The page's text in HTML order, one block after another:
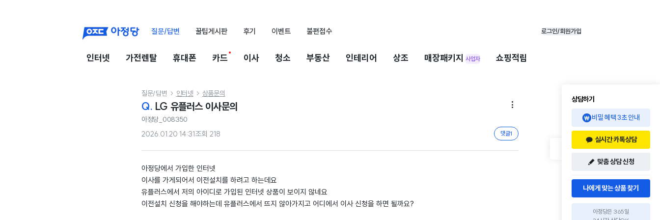
질문/답변 꿀팁게시판 후기 이벤트 불편접수 로그인/회원가입
인터넷 가전렌탈 휴대폰 카드 이사 청소 부동산 인테리어 상조 매장패키지 사업자 쇼핑적립
질문/답변  인터넷  상품문의
Q. LG 유플러스 이사문의 
아정당_008350
2026.01.20 14:31조회 218 댓글1
아정당에서 가입한 인터넷
이사를 가게되어서 이전설치를 하려고 하는데요
유플러스에서 저의 아이디로 가입된 인터넷 상품이 보이지 않네요
이전설치 신청을 해야하는데 유플러스에서 뜨지 않아가지고 어디에서 이사 신청을 하면 될까요?
상담하기
비밀 혜택 3초 안내
실시간 카톡상담
맞춤 상담 신청
나에게 맞는 상품 찾기
아정당은 365일